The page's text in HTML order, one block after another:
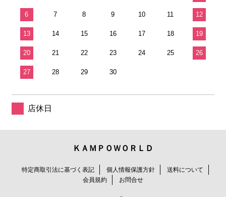
6 7 8 9 10 11 12
13 14 15 16 17 18 19
20 21 22 23 24 25 26
27 28 29 30
店休日
ＫＡＭＰＯＷＯＲＬＤ
特定商取引法に基づく表記 個人情報保護方針
送料について
会員規約
お問合せ